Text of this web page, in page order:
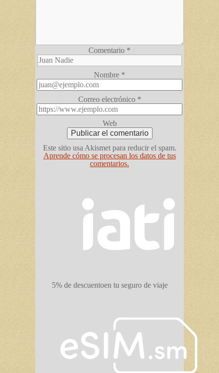
Comentario *
Nombre *
Correo electrónico *
Web
Este sitio usa Akismet para reducir el spam.
Aprende cómo se procesan los datos de tus
comentarios.
5% de descuentoen tu seguro de viaje